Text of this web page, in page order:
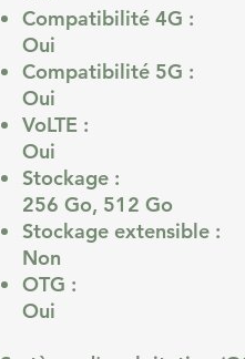
Compatibilité 4G :
Oui
Compatibilité 5G :
Oui
VoLTE :
Oui
Stockage :
256 Go, 512 Go
Stockage extensible :
Non
OTG :
Oui